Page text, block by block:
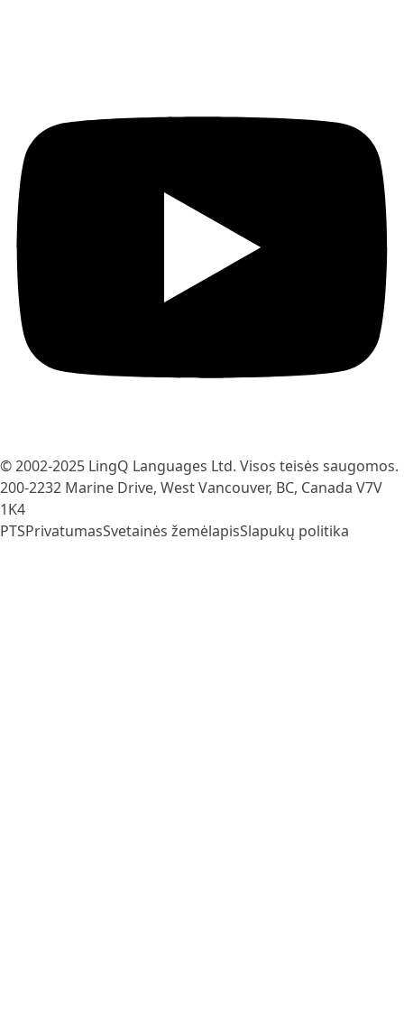
© 2002-2025 LingQ Languages Ltd. Visos teisės saugomos.
200-2232 Marine Drive, West Vancouver, BC, Canada V7V
1K4
PTSPrivatumasSvetainės žemėlapisSlapukų politika